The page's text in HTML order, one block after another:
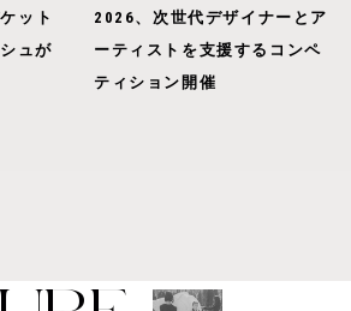
ット
ュが
2026、次世代デザイナーとア
ーティストを支援するコンペ
ティション開催